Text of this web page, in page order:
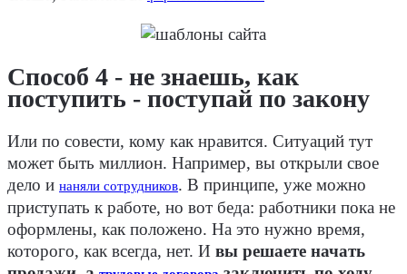
Способ 4 - не знаешь, как
поступить - поступай по закону
Или по совести, кому как нравится. Ситуаций тут
может быть миллион. Например, вы открыли свое
дело и наняли сотрудников. В принципе, уже можно
приступать к работе, но вот беда: работники пока не
оформлены, как положено. На это нужно время,
которого, как всегда, нет. И вы решаете начать